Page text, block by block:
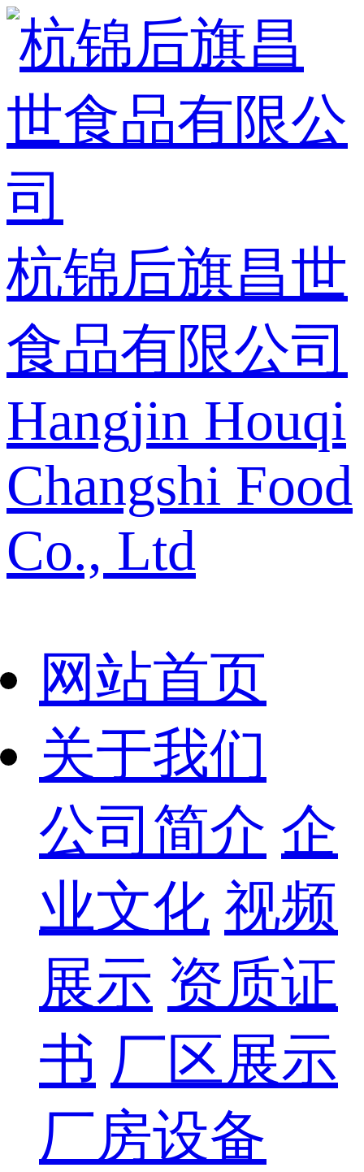
杭锦后旗昌世
食品有限公司
Hangjin Houqi
Changshi Food
Co., Ltd
网站首页
关于我们
公司简介 企
业文化 视频
展示 资质证
书 厂区展示
厂房设备